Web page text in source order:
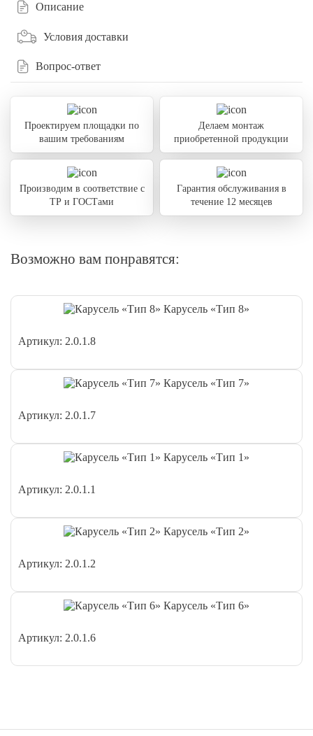
Описание
Условия доставки
Вопрос-ответ
Проектируем площадки по
вашим требованиям
Делаем монтаж
приобретенной продукции
Производим в соответствие с
ТР и ГОСТами
Гарантия обслуживания в
течение 12 месяцев
Возможно вам понравятся:
Карусель «Тип 8»
Артикул: 2.0.1.8
Карусель «Тип 7»
Артикул: 2.0.1.7
Карусель «Тип 1»
Артикул: 2.0.1.1
Карусель «Тип 2»
Артикул: 2.0.1.2
Карусель «Тип 6»
Артикул: 2.0.1.6